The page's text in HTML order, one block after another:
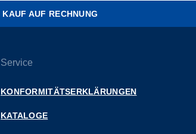
KAUF AUF RECHNUNG
Service
KONFORMITÄTSERKLÄRUNGEN
KATALOGE